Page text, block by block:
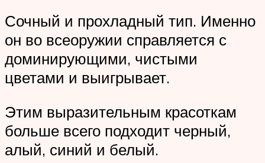
Сочный и прохладный тип. Именно
он во всеоружии справляется с
доминирующими, чистыми
цветами и выигрывает.
Этим выразительным красоткам
больше всего подходит черный,
алый, синий и белый.